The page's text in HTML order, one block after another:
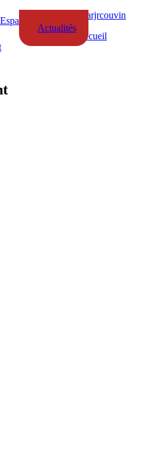
Espace Enseignants
Actualités
Accueil